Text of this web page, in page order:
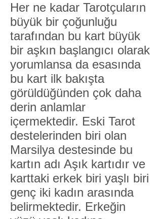
Her ne kadar Tarotçuların
büyük bir çoğunluğu
tarafından bu kart büyük
bir aşkın başlangıcı olarak
yorumlansa da esasında
bu kart ilk bakışta
görüldüğünden çok daha
derin anlamlar
içermektedir. Eski Tarot
destelerinden biri olan
Marsilya destesinde bu
kartın adı Aşık kartıdır ve
karttaki erkek biri yaşlı biri
genç iki kadın arasında
belirmektedir. Erkeğin